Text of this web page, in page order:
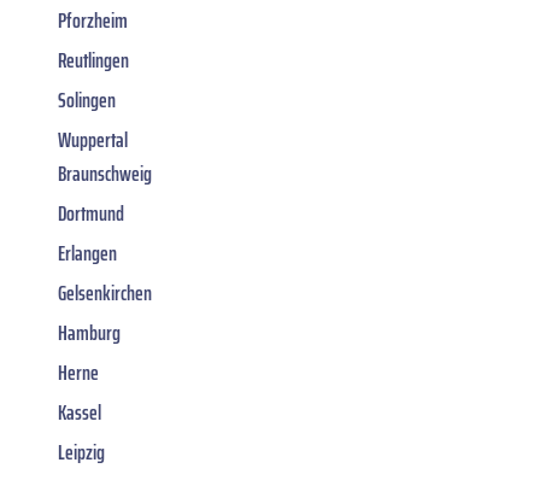
Pforzheim
Reutlingen
Solingen
Wuppertal
Braunschweig
Dortmund
Erlangen
Gelsenkirchen
Hamburg
Herne
Kassel
Leipzig